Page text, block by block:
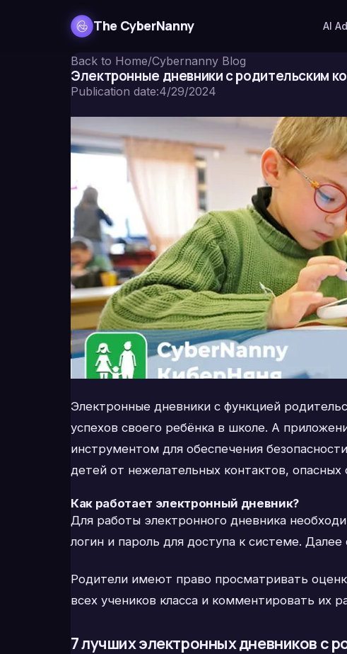
The CyberNanny AI
Back to Home/Cybernanny Blog
Электронные дневники с родительским
Publication date:4/29/2024
Электронные дневники с функцией
успехов своего ребёнка в школе. А
инструментом для обеспечения
детей от нежелательных контактов,
Как работает электронный дневник?
Для работы электронного дневника
логин и пароль для доступа к системе.
Родители имеют право просматривать
всех учеников класса и комментировать их
7 лучших электронных дневников с